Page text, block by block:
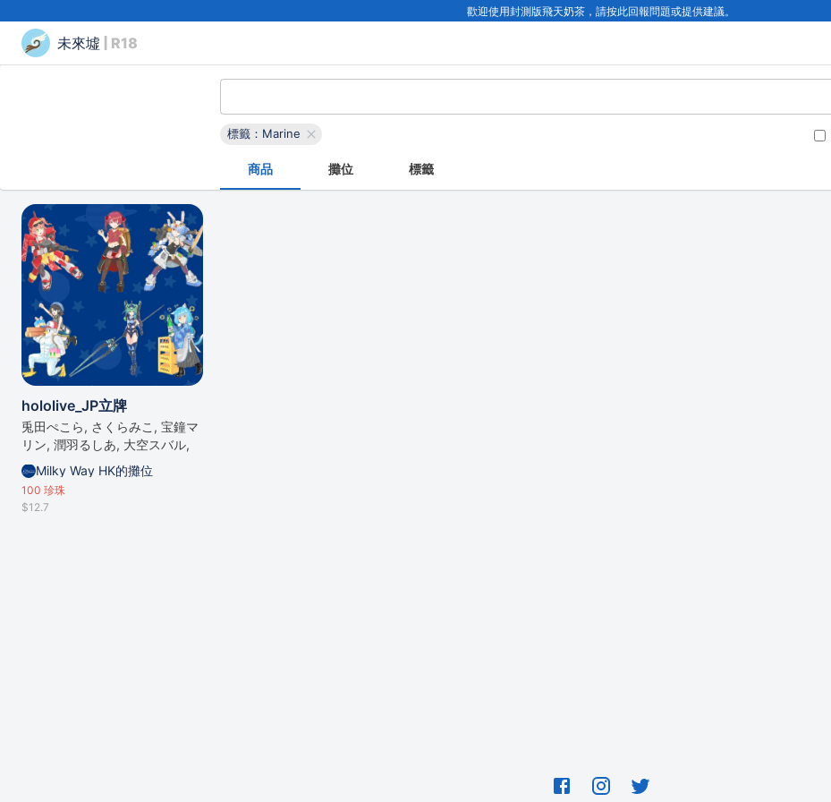
歡迎使用封測版飛天奶茶，請按此回報問題或提供建議。
未來墟 | R18
標籤：Marine
商品 攤位 標籤
hololive_JP立牌
兎田ぺこら, さくらみこ, 宝鐘マ
リン, 潤羽るしあ, 大空スバル,
雪花ラミィ
Milky Way HK的攤位
100 珍珠
$12.7